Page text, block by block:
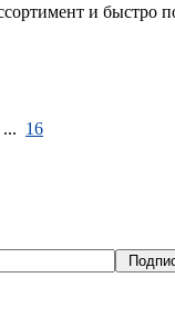
и быстро
... 16